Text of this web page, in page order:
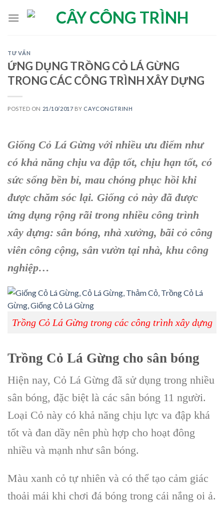
TƯ VẤN
ỨNG DỤNG TRỒNG CỎ LÁ GỪNG
TRONG CÁC CÔNG TRÌNH XÂY DỰNG
POSTED ON 21/10/2017 BY CAYCONGTRINH
Giống Cỏ Lá Gừng với nhiều ưu điểm như
có khả năng chịu va đập tốt, chịu hạn tốt, có
sức sống bền bỉ, mau chóng phục hồi khi
được chăm sóc lại. Giống cỏ này đã được
ứng dụng rộng rãi trong nhiều công trình
xây dựng: sân bóng, nhà xưởng, bãi cỏ công
viên công cộng, sân vườn tại nhà, khu công
nghiệp…
Trồng Cỏ Lá Gừng trong các công trình xây dựng
Trồng Cỏ Lá Gừng cho sân bóng
Hiện nay, Cỏ Lá Gừng đã sử dụng trong nhiều
sân bóng, đặc biệt là các sân bóng 11 người.
Loại Cỏ này có khả năng chịu lực va đập khá
tốt và đan dầy nên phù hợp cho hoạt đông
nhiều và mạnh như sân bóng.
Màu xanh cỏ tự nhiên và có thể tạo cảm giác
thoải mái khi chơi đá bóng trong cái nắng oi ả.